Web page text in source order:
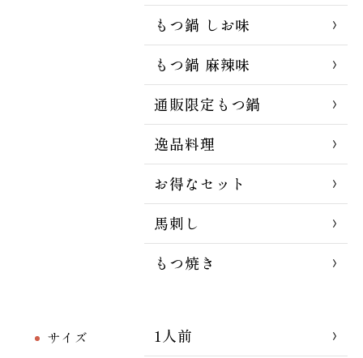
もつ鍋 しお味
もつ鍋 麻辣味
通販限定もつ鍋
逸品料理
お得なセット
馬刺し
もつ焼き
サイズ
1人前